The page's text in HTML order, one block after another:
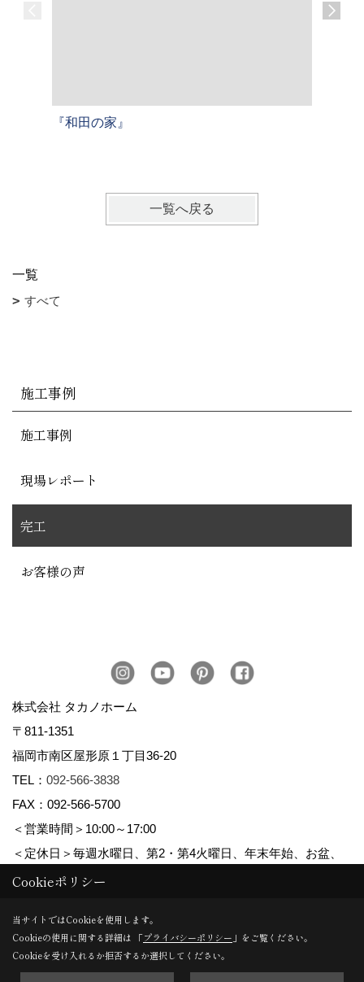
『和田の家』
一覧へ戻る
一覧
すべて
施工事例
施工事例
現場レポート
完工
お客様の声
株式会社 タカノホーム
〒811-1351
福岡市南区屋形原１丁目36-20
TEL： 092-566-3838
FAX：092-566-5700
＜営業時間＞10:00～17:00
＜定休日＞毎週水曜日、第2・第4火曜日、年末年始、お盆、
ゴールデンウィーク、夏季休暇
Copyright (c) TAKANO CONSTRUCTION CO.,LTD. All Rights Reserved.
Cookieポリシー
当サイトではCookieを使用します。
Cookieの使用に関する詳細は 「プライバシーポリシー 」をご覧ください。
Cookieを受け入れるか拒否するか選択してください。